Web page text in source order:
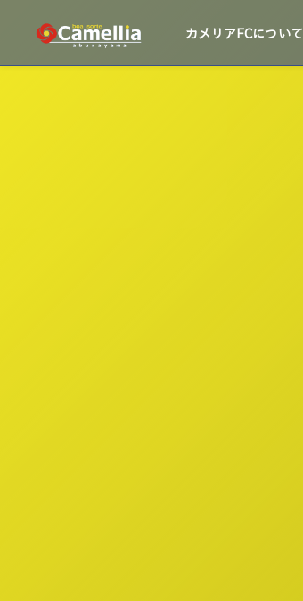
カメリアFCについて